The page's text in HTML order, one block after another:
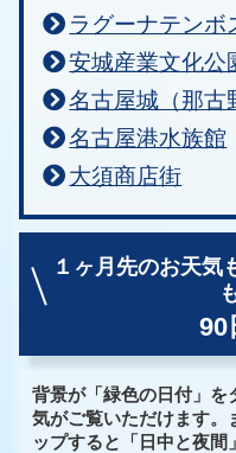
ラグーナテンボ
安城産業文化公
名古屋城（那古
名古屋港水族館
大須商店街
１ヶ月先のお天気
90
背景が「緑色の日付」を
気がご覧いただけます。
ップすると「日中と夜間